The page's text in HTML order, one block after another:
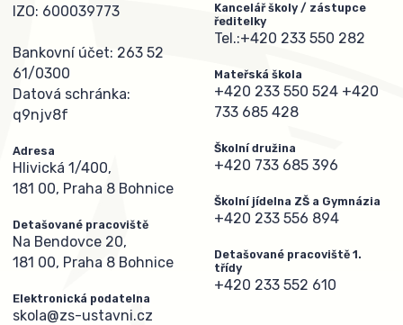
IZO: 600039773
Bankovní účet: 263 52
61/0300
Datová schránka:
q9njv8f
Adresa
Hlivická 1/400,
181 00, Praha 8 Bohnice
Detašované pracoviště
Na Bendovce 20,
181 00, Praha 8 Bohnice
Elektronická podatelna
skola@zs-ustavni.cz
Kancelář školy / zástupce
ředitelky
Tel.:+420 233 550 282
Mateřská škola
+420 233 550 524 +420
733 685 428
Školní družina
+420 733 685 396
Školní jídelna ZŠ a Gymnázia
+420 233 556 894
Detašované pracoviště 1.
třídy
+420 233 552 610